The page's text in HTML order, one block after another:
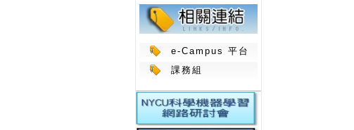
e-Campus 平台
課務組